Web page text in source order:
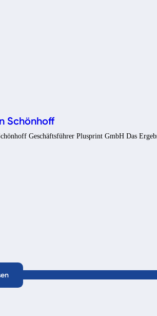
Schönhoff
Geschäftsführer Plusprint GmbH Das